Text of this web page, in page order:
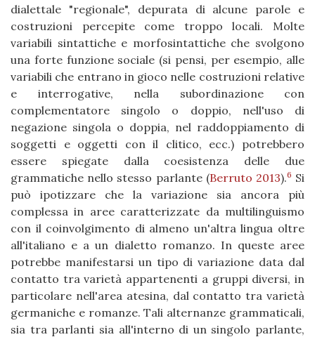
dialettale "regionale", depurata di alcune parole e
costruzioni percepite come troppo locali. Molte
variabili sintattiche e morfosintattiche che svolgono
una forte funzione sociale (si pensi, per esempio, alle
variabili che entrano in gioco nelle costruzioni relative
e interrogative, nella subordinazione con
complementatore singolo o doppio, nell'uso di
negazione singola o doppia, nel raddoppiamento di
soggetti e oggetti con il clitico, ecc.) potrebbero
essere spiegate dalla coesistenza delle due
grammatiche nello stesso parlante (Berruto 2013).6 Si
può ipotizzare che la variazione sia ancora più
complessa in aree caratterizzate da multilinguismo
con il coinvolgimento di almeno un'altra lingua oltre
all'italiano e a un dialetto romanzo. In queste aree
potrebbe manifestarsi un tipo di variazione data dal
contatto tra varietà appartenenti a gruppi diversi, in
particolare nell'area atesina, dal contatto tra varietà
germaniche e romanze. Tali alternanze grammaticali,
sia tra parlanti sia all'interno di un singolo parlante,